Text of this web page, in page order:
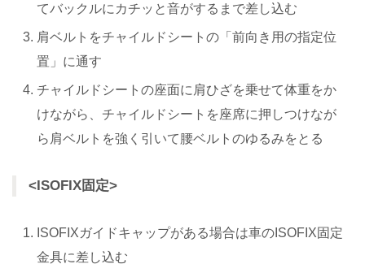
てバックルにカチッと音がするまで差し込む
肩ベルトをチャイルドシートの「前向き用の指定位
置」に通す
チャイルドシートの座面に肩ひざを乗せて体重をか
けながら、チャイルドシートを座席に押しつけなが
ら肩ベルトを強く引いて腰ベルトのゆるみをとる
<ISOFIX固定>
ISOFIXガイドキャップがある場合は車のISOFIX固定
金具に差し込む